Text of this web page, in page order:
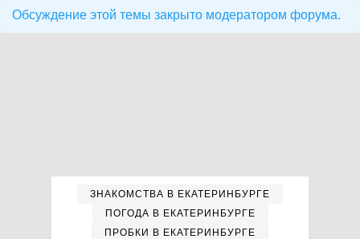
Обсуждение этой темы закрыто модератором форума.
ЗНАКОМСТВА В ЕКАТЕРИНБУРГЕ
ПОГОДА В ЕКАТЕРИНБУРГЕ
ПРОБКИ В ЕКАТЕРИНБУРГЕ